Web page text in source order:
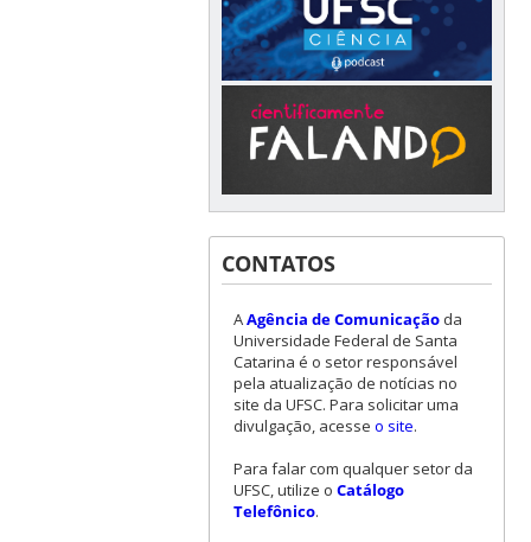
CONTATOS
AAgência de Comunicaçãoda
Universidade Federal de Santa
Catarina é o setor responsável
pela atualização de notícias no
site da UFSC. Para solicitar uma
divulgação, acesse o site.
Para falar com qualquer setor da
UFSC, utilize o Catálogo
Telefônico.